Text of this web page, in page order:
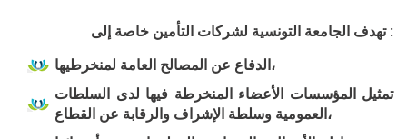
تهدف الجامعة التونسية لشركات التأمين خاصة إلى:
الدفاع عن المصالح العامة لمنخرطيها،
تمثيل المؤسسات الأعضاء المنخرطة فيها لدى السلطات
العمومية وسلطة الإشراف والرقابة عن القطاع،